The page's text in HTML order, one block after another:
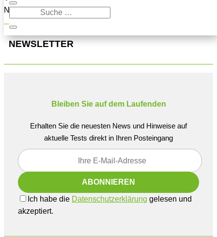
Navigation oben, um den Beitrag zu finden.
NEWSLETTER
Bleiben Sie auf dem Laufenden
Erhalten Sie die neuesten News und Hinweise auf
aktuelle Tests direkt in Ihren Posteingang
Ich habe die Datenschutzerklärung gelesen und
akzeptiert.